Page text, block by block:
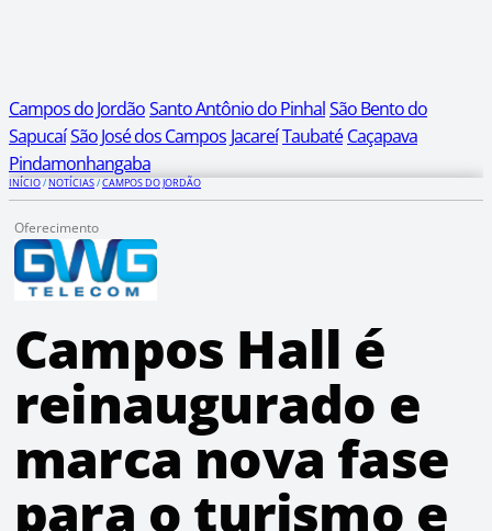
Campos do JordãoSanto Antônio do PinhalSão Bento do
SapucaíSão José dos Campos JacareíTaubaté Caçapava
Pindamonhangaba
INÍCIO/NOTÍCIAS/CAMPOS DO JORDÃO
Oferecimento
Campos Hall é
reinaugurado e
marca nova fase
para o turismo e